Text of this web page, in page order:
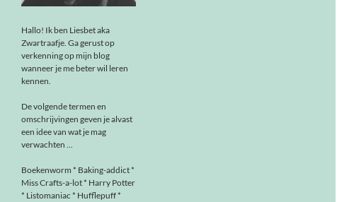
Hallo! Ik ben Liesbet aka
Zwartraafje. Ga gerust op
verkenning op mijn blog
wanneer je me beter wil leren
kennen.
De volgende termen en
omschrijvingen geven je alvast
een idee van wat je mag
verwachten ...
Boekenworm * Baking-addict *
Miss Crafts-a-lot * Harry Potter
* Listomaniac * Hufflepuff *